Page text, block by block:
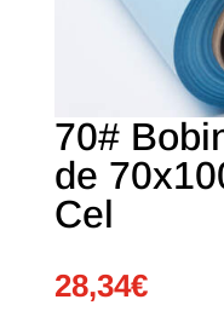
70#
de
Cel
28,34€